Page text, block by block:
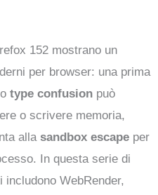
152 mostrano un
per browser: una prima
otype confusion può
o scrivere memoria,
allasandbox escape per
In questa serie di
includono WebRender,